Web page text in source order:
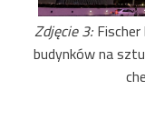
Zdjęcie 3:
budynków na